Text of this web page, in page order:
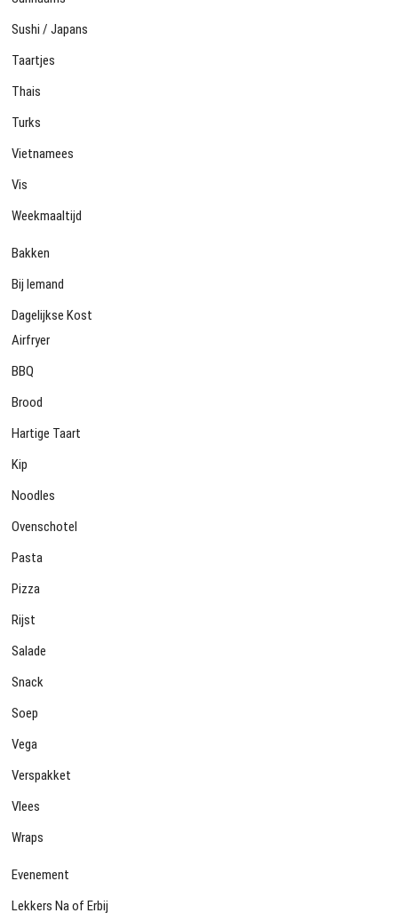
Sushi / Japans
Taartjes
Thais
Turks
Vietnamees
Vis
Weekmaaltijd
Bakken
Bij Iemand
Dagelijkse Kost
Airfryer
BBQ
Brood
Hartige Taart
Kip
Noodles
Ovenschotel
Pasta
Pizza
Rijst
Salade
Snack
Soep
Vega
Verspakket
Vlees
Wraps
Evenement
Lekkers Na of Erbij